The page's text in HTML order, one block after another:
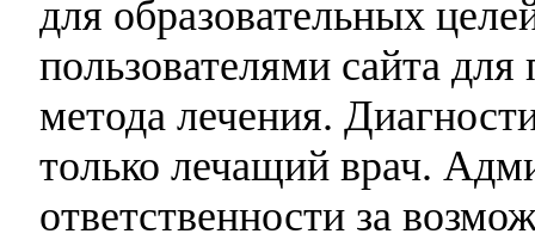
для образовательных
пользователями сайта
метода лечения.
только лечащий врач.
ответственности за